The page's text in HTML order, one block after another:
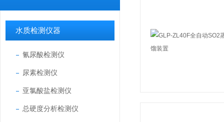
水质检测仪器
氰尿酸检测仪
尿素检测仪
亚氯酸盐检测仪
总硬度分析检测仪